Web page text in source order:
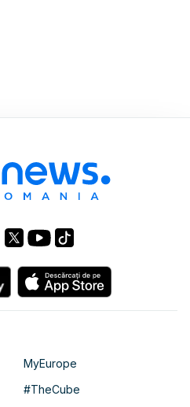
MyEurope
#TheCube